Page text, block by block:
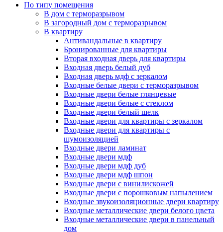
По типу помещения
В дом с терморазрывом
В загородный дом с терморазрывом
В квартиру
Антивандальные в квартиру
Бронированные для квартиры
Вторая входная дверь для квартиры
Входная дверь белый дуб
Входная дверь мдф с зеркалом
Входные белые двери с терморазрывом
Входные двери белые глянцевые
Входные двери белые с стеклом
Входные двери белый шелк
Входные двери для квартиры с зеркалом
Входные двери для квартиры с
шумоизоляцией
Входные двери ламинат
Входные двери мдф
Входные двери мдф дуб
Входные двери мдф шпон
Входные двери с винилискожей
Входные двери с порошковым напылением
Входные звукоизоляционные двери квартиру
Входные металлические двери белого цвета
Входные металлические двери в панельный
дом